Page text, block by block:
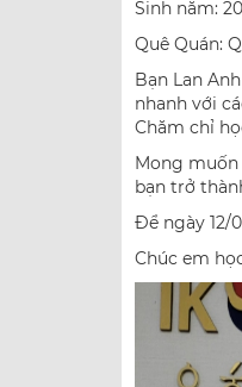
Sinh năm:
Quê Quán:
Bạn Lan
nhanh với
Chăm chỉ
Mong muốn
bạn trở
Để ngày 12/
Chúc em